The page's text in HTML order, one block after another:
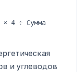
× 4 ÷ Сумма
и углеводов